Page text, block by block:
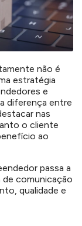
não é
estratégia
e
diferença entre
nas
o cliente
ao
passa a
comunicação
qualidade e